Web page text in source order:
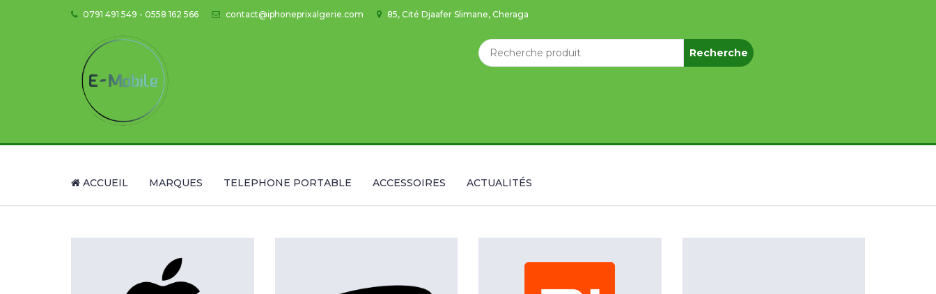
0791 491 549 - 0558 162 566 contact@iphoneprixalgerie.com 85, Cité Djaafer Slimane, Cheraga
Recherche
ACCUEIL MARQUES TELEPHONE PORTABLE ACCESSOIRES ACTUALITÉS